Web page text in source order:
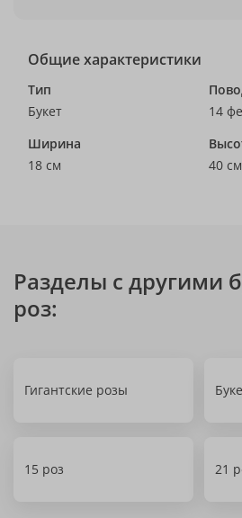
Общие характеристики
Тип
Букет
14
Ширина
18 см
40 см
Разделы с другими
роз:
Гигантские розы
15 роз 21